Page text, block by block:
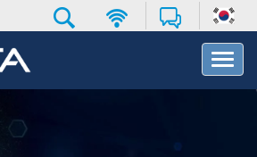
T
o